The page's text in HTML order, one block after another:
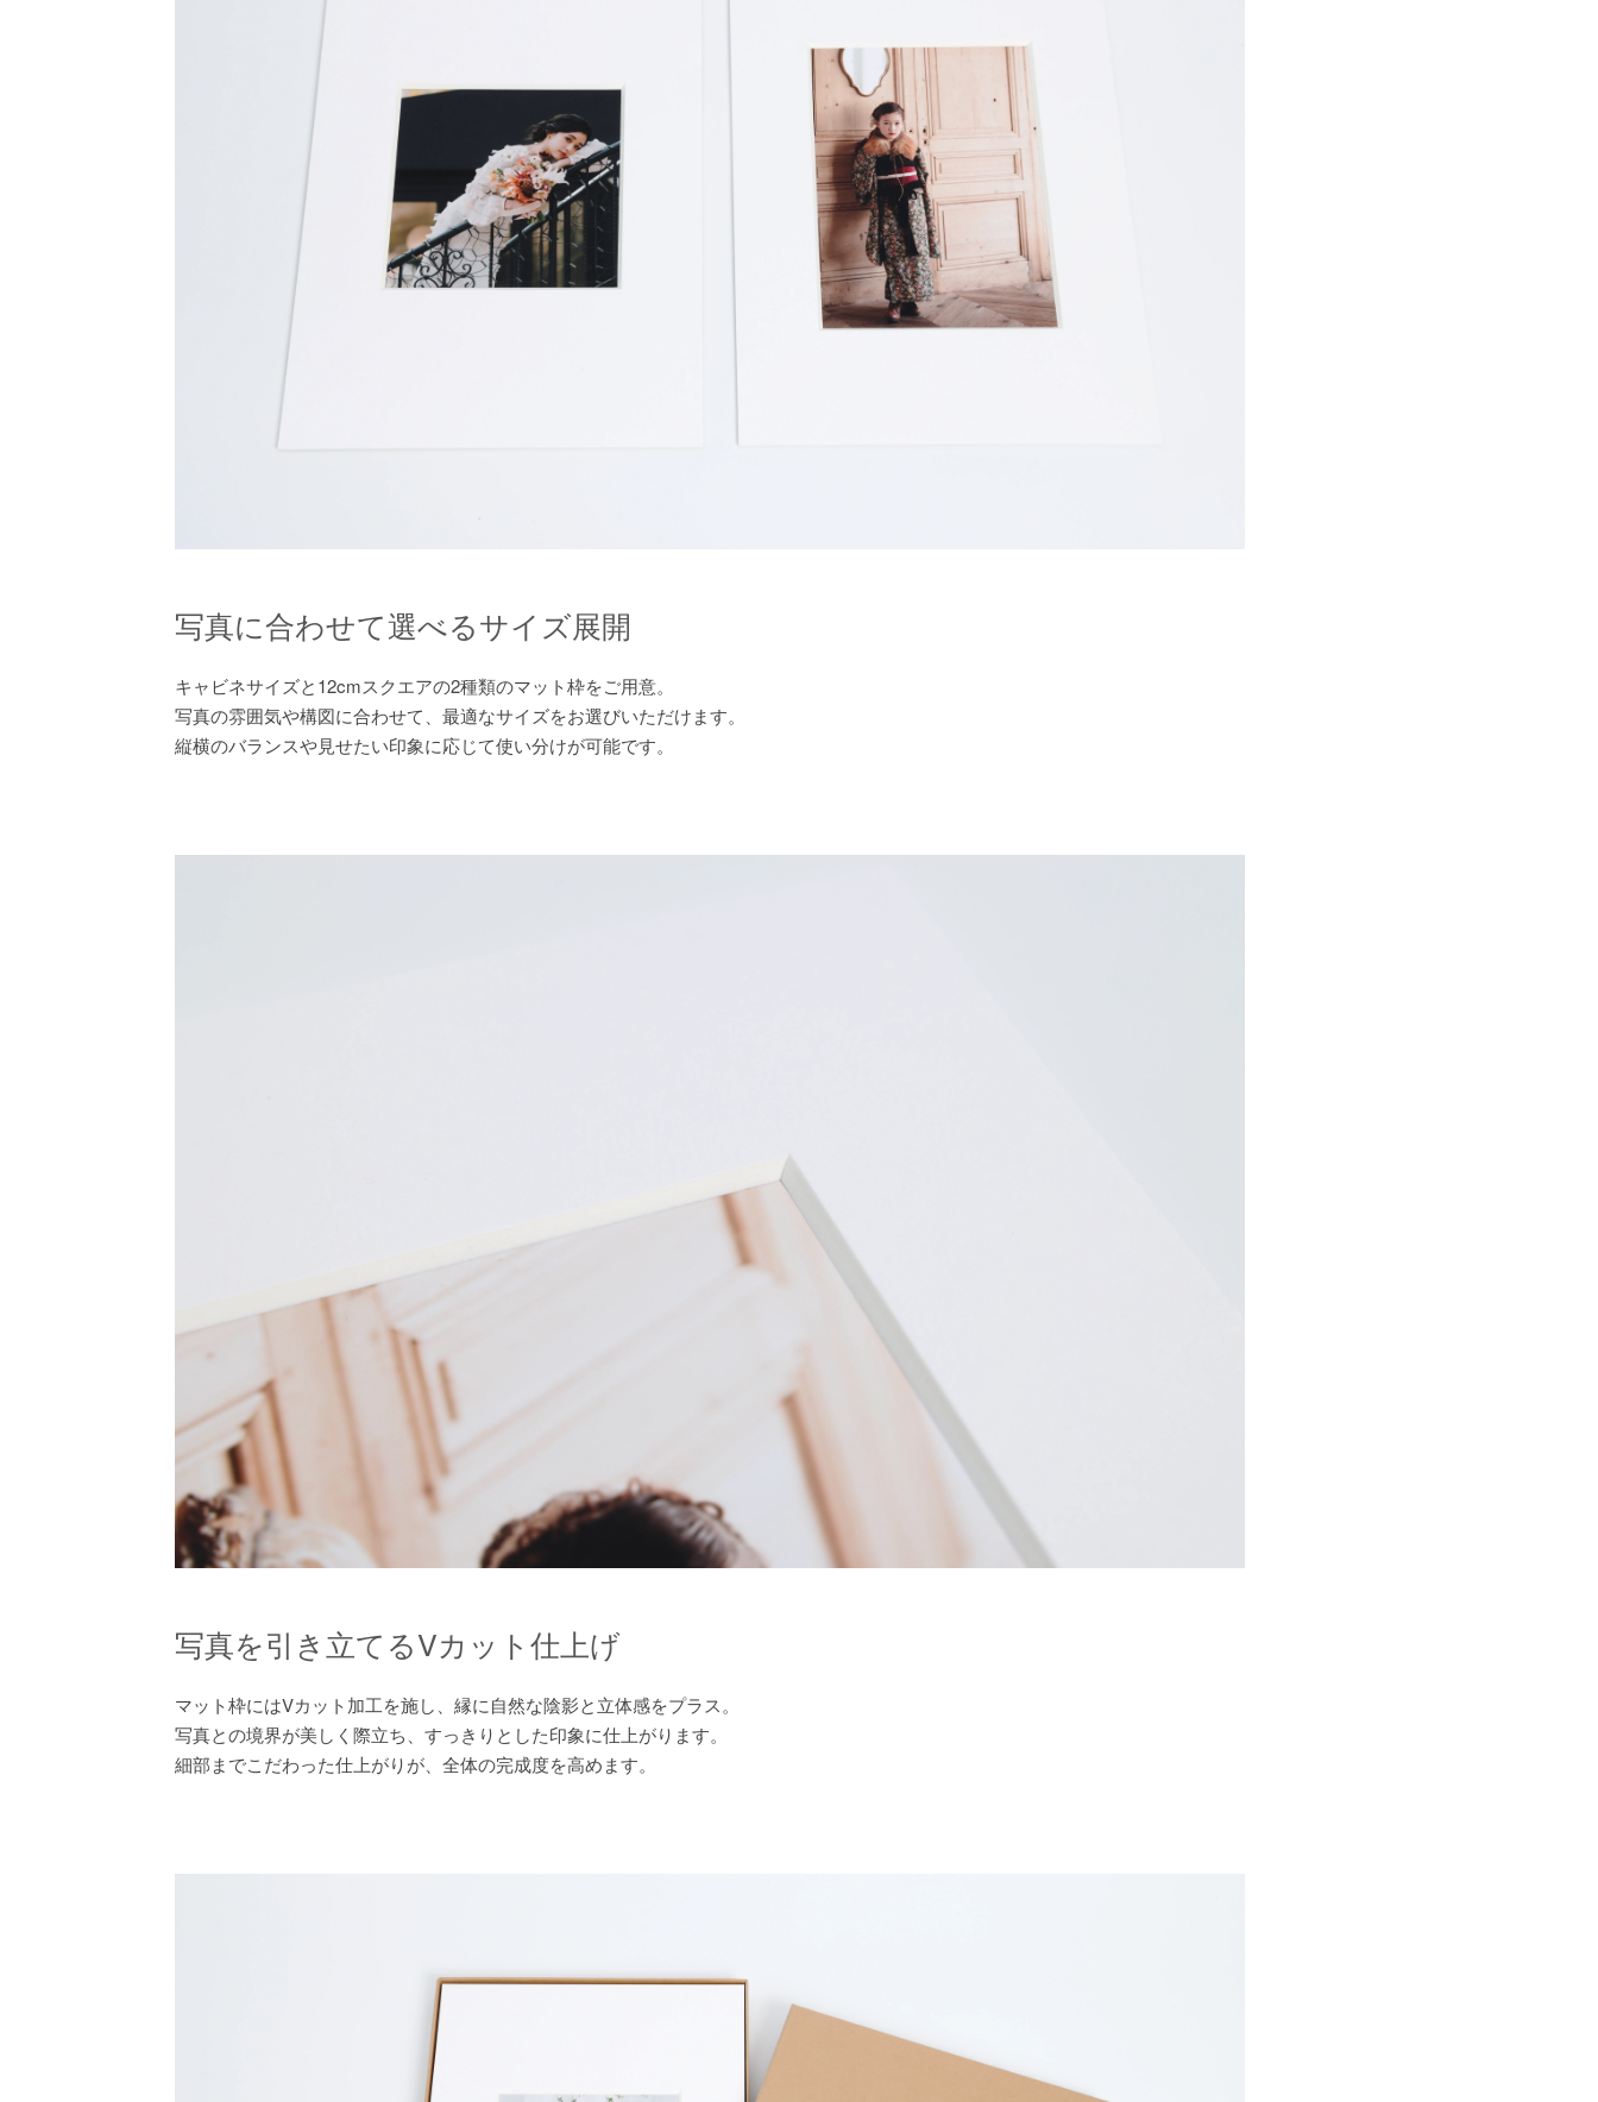
写真に合わせて選べるサイズ展開
キャビネサイズと12cmスクエアの2種類のマット枠をご用意。
写真の雰囲気や構図に合わせて、最適なサイズをお選びいただけます。
縦横のバランスや見せたい印象に応じて使い分けが可能です。
写真を引き立てるVカット仕上げ
マット枠にはVカット加工を施し、縁に自然な陰影と立体感をプラス。
写真との境界が美しく際立ち、すっきりとした印象に仕上がります。
細部までこだわった仕上がりが、全体の完成度を高めます。